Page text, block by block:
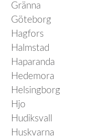
Gränna
Göteborg
Hagfors
Halmstad
Haparanda
Hedemora
Helsingborg
Hjo
Hudiksvall
Huskvarna